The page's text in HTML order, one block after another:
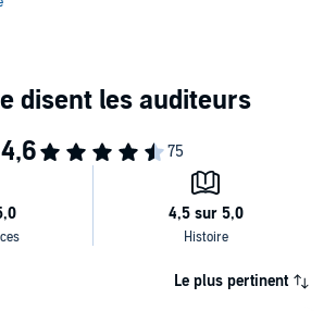
Le plus pertinent